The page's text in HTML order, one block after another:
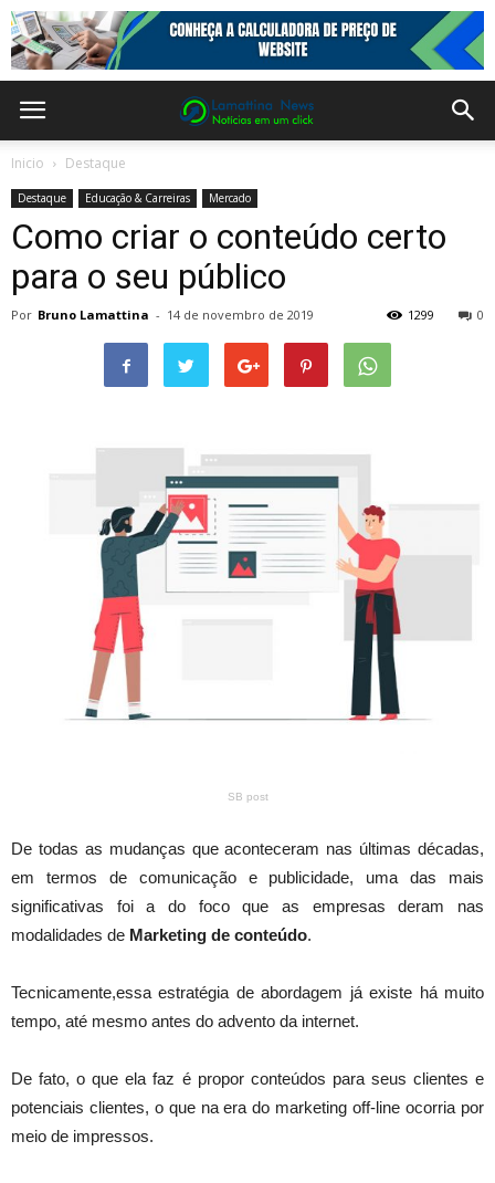
Inicio Destaque
Destaque Educação & Carreiras Mercado
Como criar o conteúdo certo
para o seu público
Por Bruno Lamattina - 14 de novembro de 2019 0
1299
SB post
De todas as mudanças que aconteceram nas últimas décadas,
em termos de comunicação e publicidade, uma das mais
significativas foi a do foco que as empresas deram nas
modalidades de Marketing de conteúdo.
Tecnicamente,essa estratégia de abordagem já existe há muito
tempo, até mesmo antes do advento da internet.
De fato, o que ela faz é propor conteúdos para seus clientes e
potenciais clientes, o que na era do marketing off-line ocorria por
meio de impressos.